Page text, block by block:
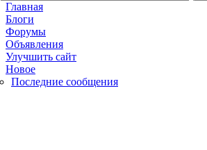
Main menu
Главная
Блоги
Форумы
Объявления
Улучшить сайт
Новое
Последние сообщения